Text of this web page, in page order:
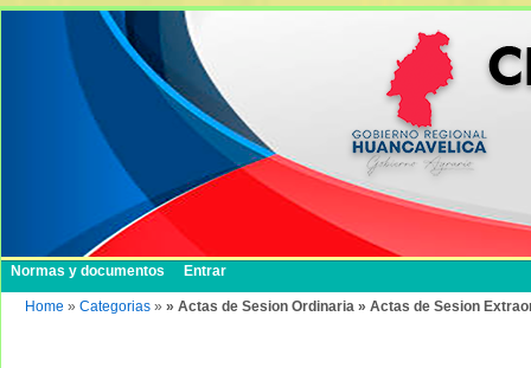
Normas y documentos Entrar
Home » Categorias » » Actas de Sesion Ordinaria » Actas de Sesion